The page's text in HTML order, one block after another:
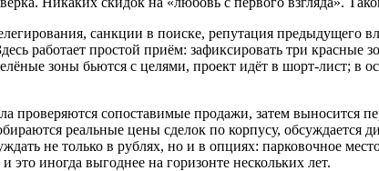
санкции в поиске, репутация предыдущего
работает простой приём: зафиксировать три красные
зоны бьются с целями, проект идёт в шорт‑лист;
проверяются сопоставимые продажи, затем выносится
реальные цены сделок по корпусу, обсуждается
не только в рублях, но и в опциях: парковочное
иногда выгоднее на горизонте нескольких лет.